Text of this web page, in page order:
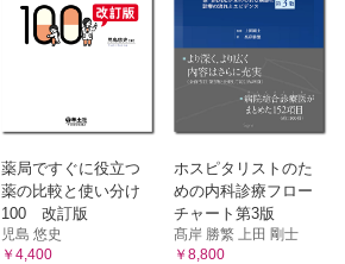
薬局ですぐに役立つ
薬の比較と使い分け
100 改訂版
児島 悠史
￥4,400
ホスピタリストのた
めの内科診療フロー
チャート第3版
髙岸 勝繁 上田 剛士
￥8,800